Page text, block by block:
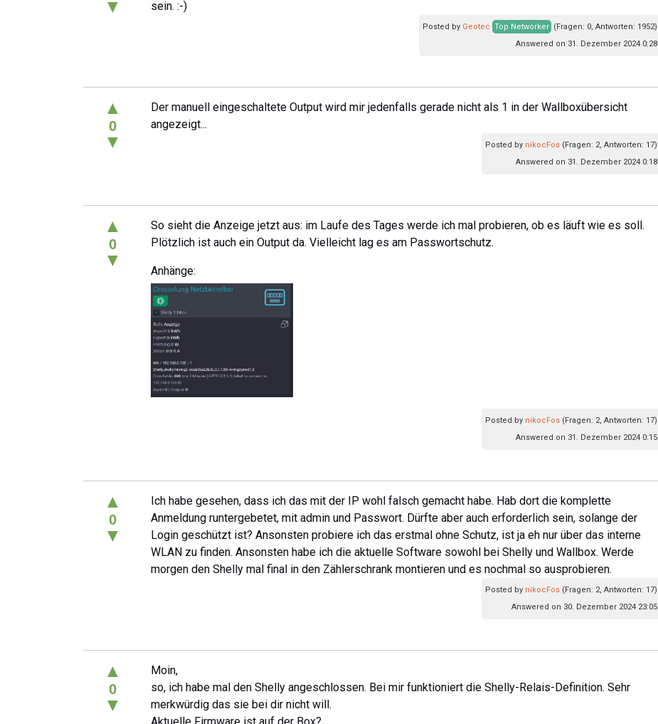
▼
sein. :-)
Posted by Geotec Top Networker (Fragen: 0, Antworten: 1952)
Answered on 31. Dezember 2024 0:28
▲
0
▼
Der manuell eingeschaltete Output wird mir jedenfalls gerade nicht als 1 in der Wallboxübersicht
angezeigt...
Posted by nikocFos (Fragen: 2, Antworten: 17)
Answered on 31. Dezember 2024 0:18
▲
0
▼
So sieht die Anzeige jetzt aus: im Laufe des Tages werde ich mal probieren, ob es läuft wie es soll.
Plötzlich ist auch ein Output da. Vielleicht lag es am Passwortschutz.
Anhänge:
Posted by nikocFos (Fragen: 2, Antworten: 17)
Answered on 31. Dezember 2024 0:15
▲
0
▼
Ich habe gesehen, dass ich das mit der IP wohl falsch gemacht habe. Hab dort die komplette
Anmeldung runtergebetet, mit admin und Passwort. Dürfte aber auch erforderlich sein, solange der
Login geschützt ist? Ansonsten probiere ich das erstmal ohne Schutz, ist ja eh nur über das interne
WLAN zu finden. Ansonsten habe ich die aktuelle Software sowohl bei Shelly und Wallbox. Werde
morgen den Shelly mal final in den Zählerschrank montieren und es nochmal so ausprobieren.
Posted by nikocFos (Fragen: 2, Antworten: 17)
Answered on 30. Dezember 2024 23:05
▲
0
▼
Moin,
so, ich habe mal den Shelly angeschlossen. Bei mir funktioniert die Shelly-Relais-Definition. Sehr
merkwürdig das sie bei dir nicht will.
Aktuelle Firmware ist auf der Box?